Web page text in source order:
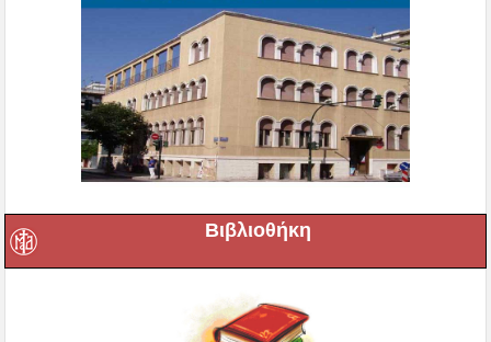
Βιβλιοθήκη